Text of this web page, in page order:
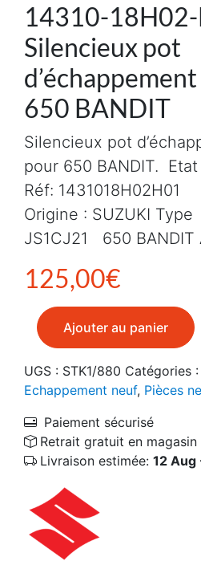
14310-
Silencieux pot
650 BANDIT
125,00€
Silencieux pot
pour 650 BANDIT.
Réf: 1431018H02H01
Origine : SUZUKI Type
JS1CJ21 650 BANDIT
quantité de 14310-18H02-
Ajouter au panier
UGS : STK1/880 Catégories :
Echappement neuf, Pièces
Paiement sécurisé
Retrait gratuit en magasin
Livraison estimée: 12 Aug